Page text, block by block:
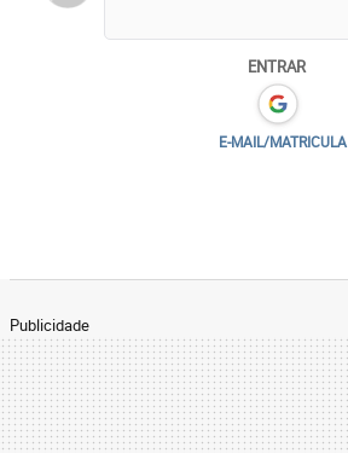
ENTRAR
E-MAIL/MATRICULA
Publicidade